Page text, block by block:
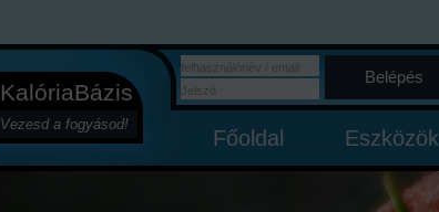
KalóriaBázis
Vezesd a fogyásod!
Belépés
Főoldal Eszközök